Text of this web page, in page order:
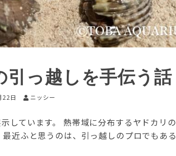
っ越しを手伝う話
22日 ニッシー
しています。 熱帯域に分布するヤドカリの
近ふと思うのは、引っ越しのプロでもある